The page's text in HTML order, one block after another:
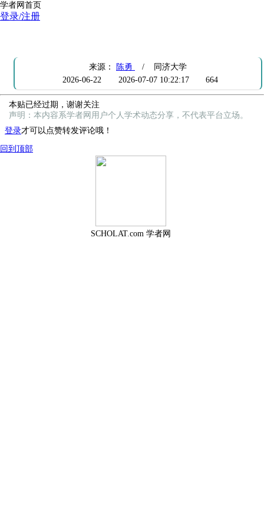
学者网首页
登录/注册
来源： 陈勇
/ 同济大学
2026-06-22
2026-07-07 10:22:17 664
本贴已经过期，谢谢关注
声明：本内容系学者网用户个人学术动态分享，不代表平台立场。
登录才可以点赞转发评论哦！
回到顶部
SCHOLAT.com 学者网